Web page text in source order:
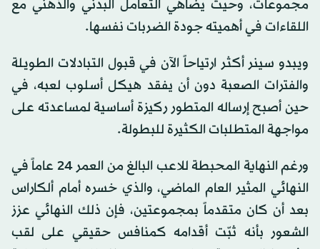
مجموعات، وحيث يضاهي التعامل البدني والذهني مع
اللقاءات في أهميته جودة الضربات نفسها.
ويبدو سينر أكثر ارتياحاً الآن في قبول التبادلات الطويلة
والفترات الصعبة دون أن يفقد هيكل أسلوب لعبه، في
حين أصبح إرساله المتطور ركيزة أساسية لمساعدته على
مواجهة المتطلبات الكثيرة للبطولة.
ورغم النهاية المحبطة للاعب البالغ من العمر 24 عاماً في
النهائي المثير العام الماضي، والذي خسره أمام ألكاراس
بعد أن كان متقدماً بمجموعتين، فإن ذلك النهائي عزز
الشعور بأنه ثبّت أقدامه كمنافس حقيقي على لقب